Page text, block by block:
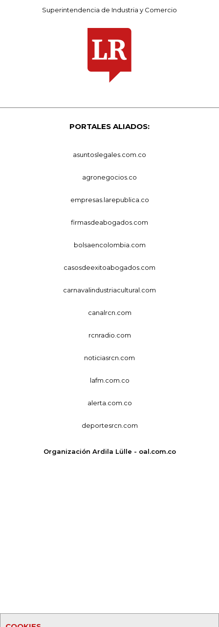
Superintendencia de Industria y Comercio
PORTALES ALIADOS:
asuntoslegales.com.co
agronegocios.co
empresas.larepublica.co
firmasdeabogados.com
bolsaencolombia.com
casosdeexitoabogados.com
carnavalindustriacultural.com
canalrcn.com
rcnradio.com
noticiasrcn.com
lafm.com.co
alerta.com.co
deportesrcn.com
Organización Ardila Lülle - oal.com.co